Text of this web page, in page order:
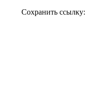
Сохранить ссылку: